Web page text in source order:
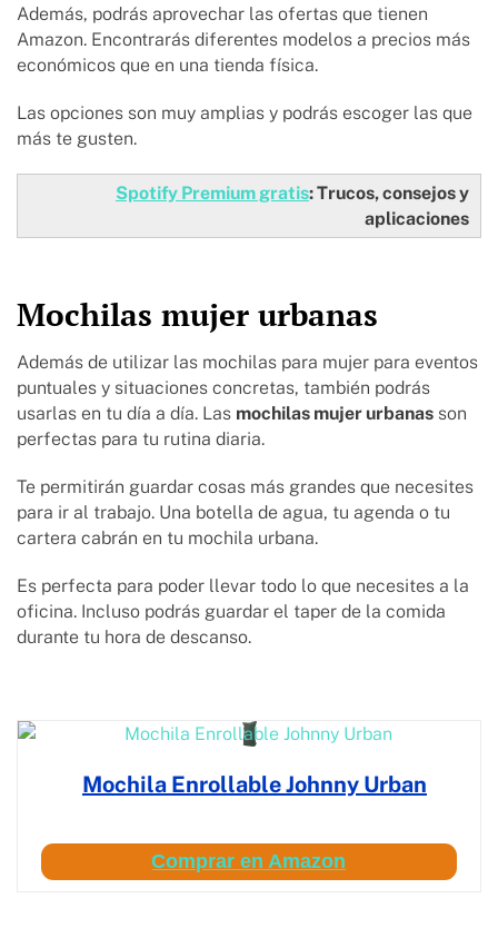
Además, podrás aprovechar las ofertas que tienen
Amazon. Encontrarás diferentes modelos a precios más
económicos que en una tienda física.
Las opciones son muy amplias y podrás escoger las que
más te gusten.
Spotify Premium gratis: Trucos, consejos y
aplicaciones​
Mochilas mujer urbanas
Además de utilizar las mochilas para mujer para eventos
puntuales y situaciones concretas, también podrás
usarlas en tu día a día. Las mochilas mujer urbanas son
perfectas para tu rutina diaria.
Te permitirán guardar cosas más grandes que necesites
para ir al trabajo. Una botella de agua, tu agenda o tu
cartera cabrán en tu mochila urbana.
Es perfecta para poder llevar todo lo que necesites a la
oficina. Incluso podrás guardar el taper de la comida
durante tu hora de descanso.
Mochila Enrollable Johnny Urban
Comprar en Amazon